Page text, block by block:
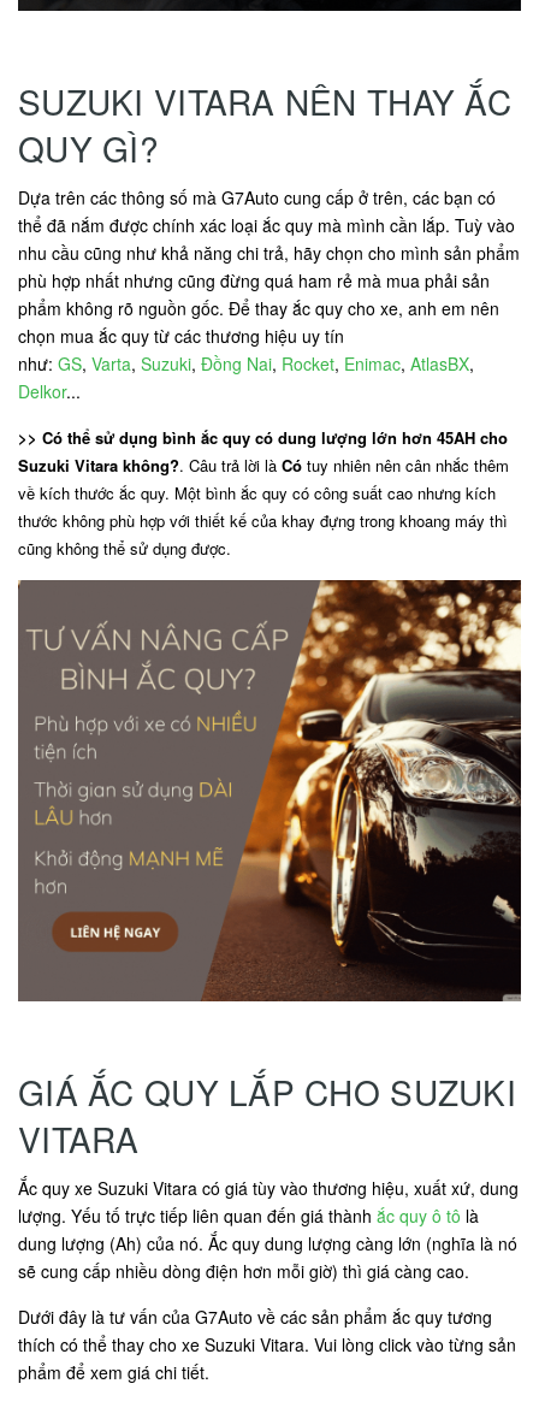
SUZUKI VITARA NÊN THAY ẮC
QUY GÌ?
Dựa trên các thông số mà G7Auto cung cấp ở trên, các bạn có
thể đã nắm được chính xác loại ắc quy mà mình cần lắp. Tuỳ vào
nhu cầu cũng như khả năng chi trả, hãy chọn cho mình sản phẩm
phù hợp nhất nhưng cũng đừng quá ham rẻ mà mua phải sản
phẩm không rõ nguồn gốc. Để thay ắc quy cho xe, anh em nên
chọn mua ắc quy từ các thương hiệu uy tín
như: GS, Varta, Suzuki, Đồng Nai, Rocket, Enimac, AtlasBX,
Delkor...
>> Có thể sử dụng bình ắc quy có dung lượng lớn hơn 45AH cho
Suzuki Vitara không?. Câu trả lời là Có tuy nhiên nên cân nhắc thêm
về kích thước ắc quy. Một bình ắc quy có công suất cao nhưng kích
thước không phù hợp với thiết kế của khay đựng trong khoang máy thì
cũng không thể sử dụng được.
GIÁ ẮC QUY LẮP CHO SUZUKI
VITARA
Ắc quy xe Suzuki Vitara có giá tùy vào thương hiệu, xuất xứ, dung
lượng. Yếu tố trực tiếp liên quan đến giá thành ắc quy ô tô là
dung lượng (Ah) của nó. Ắc quy dung lượng càng lớn (nghĩa là nó
sẽ cung cấp nhiều dòng điện hơn mỗi giờ) thì giá càng cao.
Dưới đây là tư vấn của G7Auto về các sản phẩm ắc quy tương
thích có thể thay cho xe Suzuki Vitara. Vui lòng click vào từng sản
phẩm để xem giá chi tiết.